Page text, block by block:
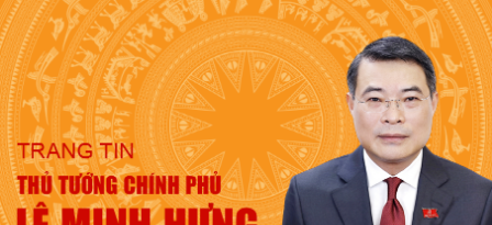
Các vấn đề gắn với phát triển kinh tế được
quan tâm